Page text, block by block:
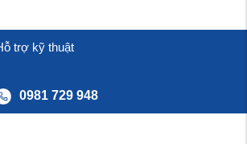
trợ kỹ thuật
0981 729 948